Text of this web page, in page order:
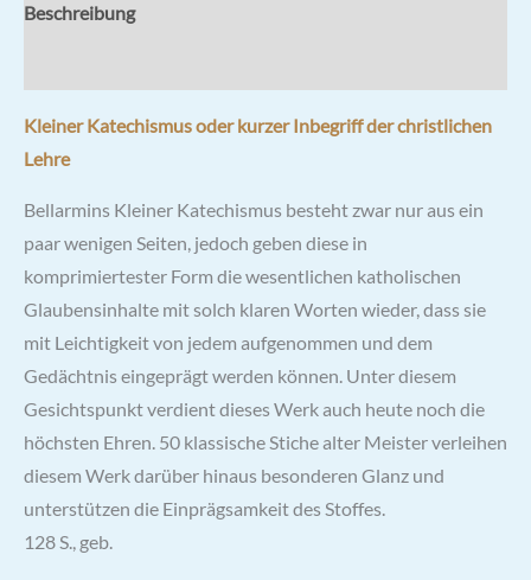
Beschreibung
Kleiner Katechismus oder kurzer Inbegriff der christlichen
Lehre
Bellarmins Kleiner Katechismus besteht zwar nur aus ein
paar wenigen Seiten, jedoch geben diese in
komprimiertester Form die wesentlichen katholischen
Glaubensinhalte mit solch klaren Worten wieder, dass sie
mit Leichtigkeit von jedem aufgenommen und dem
Gedächtnis eingeprägt werden können. Unter diesem
Gesichtspunkt verdient dieses Werk auch heute noch die
höchsten Ehren. 50 klassische Stiche alter Meister verleihen
diesem Werk darüber hinaus besonderen Glanz und
unterstützen die Einprägsamkeit des Stoffes.
128 S., geb.